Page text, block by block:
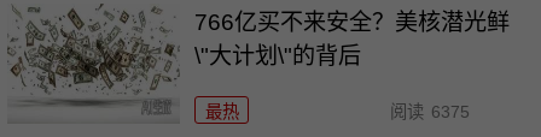
766亿买不来安全？美核潜光鲜
\"大计划\"的背后
最热 阅读 6375